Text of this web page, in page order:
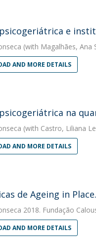
e
(with Magalhães, Ana
AND MORE DETAILS
na
(with Castro, Liliana
AND MORE DETAILS
de Ageing in
2018. Fundação
AND MORE DETAILS